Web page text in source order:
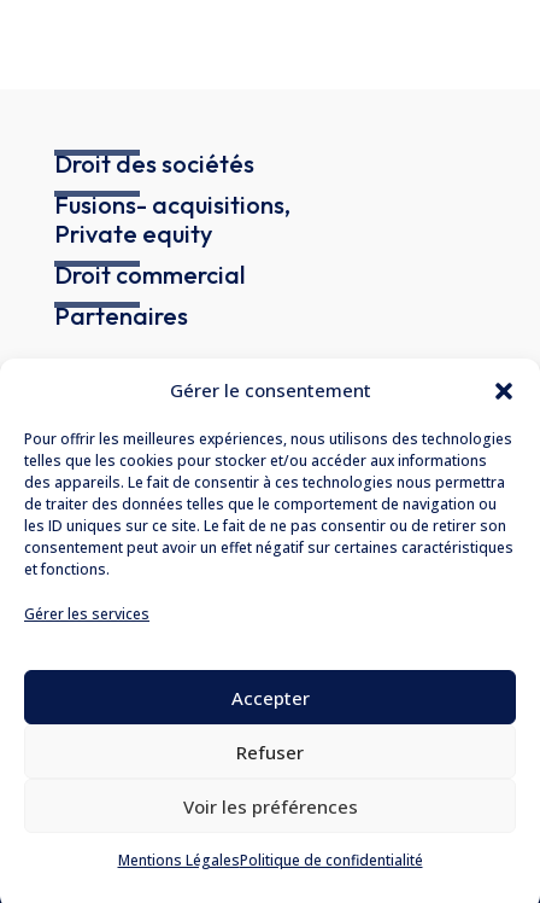
Gérer le consentement
Pour offrir les meilleures expériences, nous utilisons des technologies
telles que les cookies pour stocker et/ou accéder aux informations
des appareils. Le fait de consentir à ces technologies nous permettra
de traiter des données telles que le comportement de navigation ou
les ID uniques sur ce site. Le fait de ne pas consentir ou de retirer son
consentement peut avoir un effet négatif sur certaines caractéristiques
et fonctions.
Gérer les services
Accepter
Refuser
Voir les préférences
Mentions LégalesPolitique de confidentialité
Droit des sociétés
Fusions- acquisitions,
Private equity
Droit commercial
Partenaires
190 Boulevard Haussmann
75008 Paris
Accueil
Blog
Politique de confidentialité